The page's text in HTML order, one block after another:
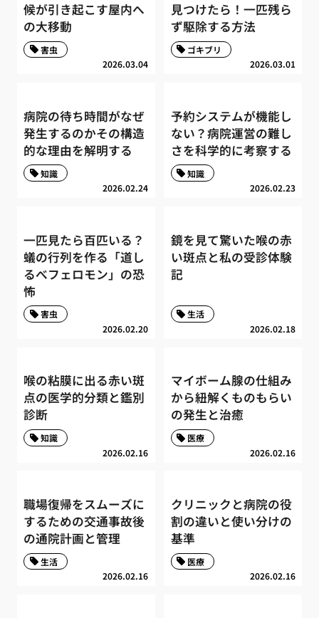
候が引き起こす屋内へ
の大移動
2026.03.04
害虫
見つけたら！一匹残ら
ず駆除する方法
2026.03.01
ゴキブリ
病院の待ち時間がなぜ
発生するのかその構造
的な理由を解明する
2026.02.24
知識
予約システムが機能し
ない？病院運営の難し
さを科学的に考察する
2026.02.23
知識
一匹見たら百匹いる？
蟻の行列を作る「道し
るべフェロモン」の恐
怖
2026.02.20
害虫
鏡を見て驚いた喉の赤
い斑点と私の受診体験
記
2026.02.18
生活
喉の粘膜に出る赤い斑
点の医学的分類と鑑別
診断
2026.02.16
知識
マイボーム腺の仕組み
から紐解くものもらい
の発生と治癒
2026.02.16
医療
職場復帰をスムーズに
するための交通事故後
の通院計画と管理
2026.02.16
生活
クリニックと病院の役
割の違いと使い分けの
基準
2026.02.16
医療